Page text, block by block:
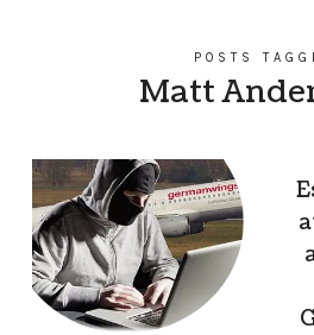
POSTS
Matt